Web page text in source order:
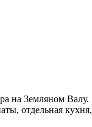
на Земляном Валу.
отдельная кухня,